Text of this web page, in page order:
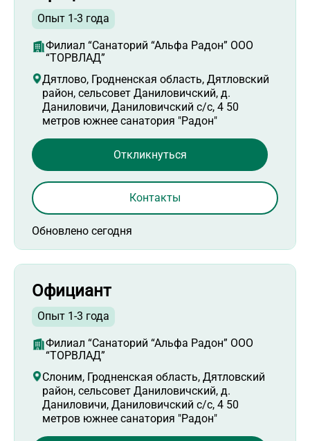
Опыт 1-3 года
Филиал “Санаторий “Альфа Радон” ООО
“ТОРВЛАД”
Дятлово, Гродненская область, Дятловский
район, сельсовет Даниловичский, д.
Даниловичи, Даниловичский с/с, 4 50
метров южнее санатория "Радон"
Обновлено сегодня
Откликнуться
Контакты
Официант
Опыт 1-3 года
Филиал “Санаторий “Альфа Радон” ООО
“ТОРВЛАД”
Слоним, Гродненская область, Дятловский
район, сельсовет Даниловичский, д.
Даниловичи, Даниловичский с/с, 4 50
метров южнее санатория "Радон"